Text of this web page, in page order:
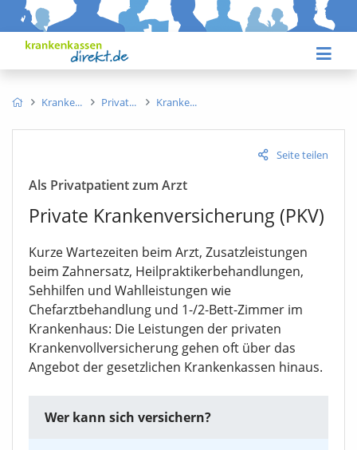
Kranke Privat Kranke
Seite teilen
Als Privatpatient zum Arzt
Private Krankenversicherung (PKV)
Kurze Wartezeiten beim Arzt, Zusatzleistungen
beim Zahnersatz, Heilpraktikerbehandlungen,
Sehhilfen und Wahlleistungen wie
Chefarztbehandlung und 1-/2-Bett-Zimmer im
Krankenhaus: Die Leistungen der privaten
Krankenvollversicherung gehen oft über das
Angebot der gesetzlichen Krankenkassen hinaus.
Wer kann sich versichern?